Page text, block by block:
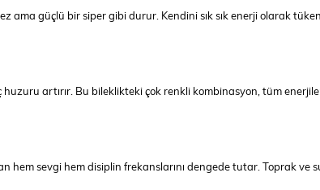
ama güçlü bir siper gibi durur. Kendini sık sık enerji olarak
artırır. Bu bileklikteki çok renkli kombinasyon, tüm
sevgi hem disiplin frekanslarını dengede tutar. Toprak ve